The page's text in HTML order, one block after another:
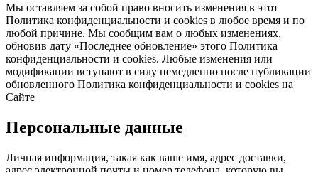
Мы оставляем за собой право вносить изменения в этот
Политика конфиденциальности и cookies в любое время и по
любой причине. Мы сообщим вам о любых изменениях,
обновив дату «Последнее обновление» этого Политика
конфиденциальности и cookies. Любые изменения или
модификации вступают в силу немедленно после публикации
обновленного Политика конфиденциальности и cookies на
Сайте
Персональные данные
Личная информация, такая как ваше имя, адрес доставки,